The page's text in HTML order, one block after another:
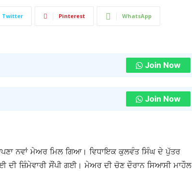
Twitter Pinterest WhatsApp
Join Now
Join Now
ਨਵਾਂ ਮੇਅਰ ਮਿਲ ਗਿਆ। ਵਿਧਾਇਕ ਕੁਲਵੰਤ ਸਿੰਘ ਦੇ ਪੁੱਤਰ
ਦੀ ਜ਼ਿੰਮੇਵਾਰੀ ਸੌਂਪੀ ਗਈ। ਮੇਅਰ ਦੀ ਚੋਣ ਦੌਰਾਨ ਸਿਆਸੀ ਮਾਹੌਲ